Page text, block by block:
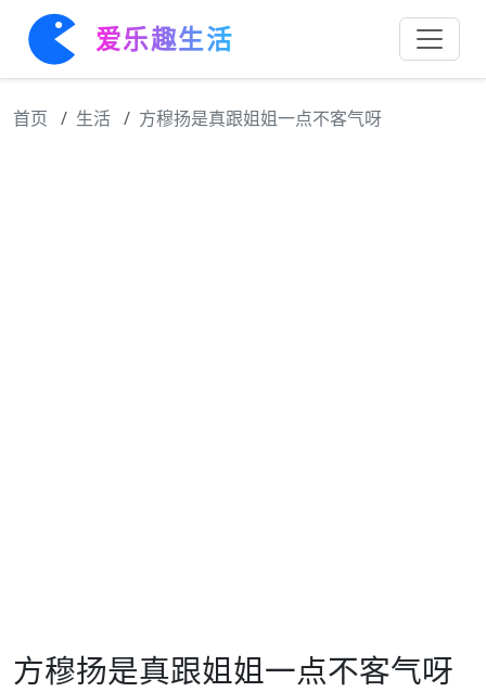
爱乐趣生活
首页 生活 方穆扬是真跟姐姐一点不客气呀
方穆扬是真跟姐姐一点不客气呀